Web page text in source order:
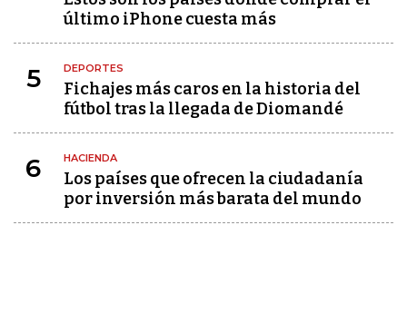
último iPhone cuesta más
5 DEPORTES
Fichajes más caros en la historia del
fútbol tras la llegada de Diomandé
6 HACIENDA
Los países que ofrecen la ciudadanía
por inversión más barata del mundo